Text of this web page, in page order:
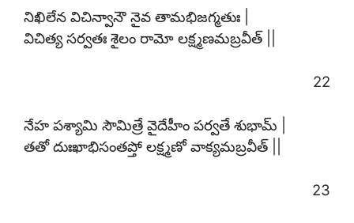
నిఖిలేన విచిన్వానౌ నైవ తామభిజగ్మతుః |
విచిత్య సర్వతః శైలం రామో లక్ష్మణమబ్రవీత్ ||
22
నేహ పశ్యామి సౌమిత్రే వైదేహీం పర్వతే శుభామ్ |
తతో దుఃఖాభిసంతప్తో లక్ష్మణో వాక్యమబ్రవీత్ ||
23